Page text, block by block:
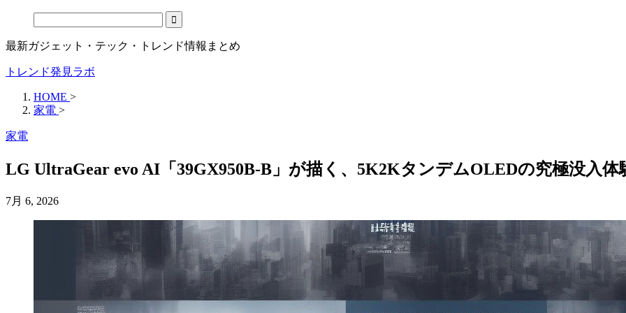
最新ガジェット・テック・トレンド情報まとめ
トレンド発見ラボ
HOME >
家電 >
家電
LG UltraGear evo AI「39GX950B-B」が描く、5K2KタンデムOLEDの究極没入体
7月 6, 2026